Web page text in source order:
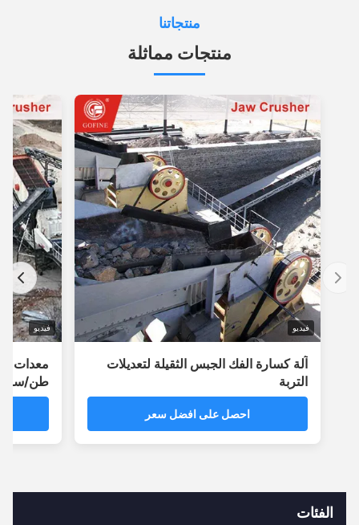
منتجاتنا
منتجات مماثلة
آلة كسارة الفك الجبس الثقيلة لتعديلات
التربة
احصل على افضل سعر
فيديو
طن/ساعة
الفئات